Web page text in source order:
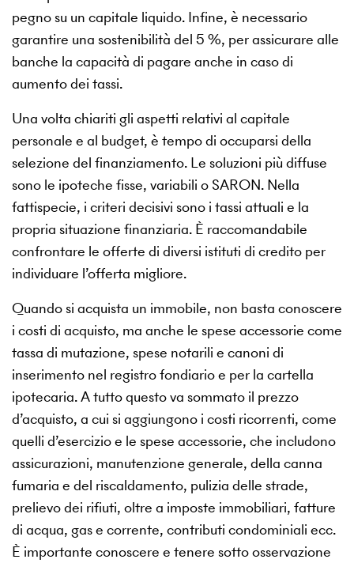
pegno su un capitale liquido. Infine, è necessario
garantire una sostenibilità del 5 %, per assicurare alle
banche la capacità di pagare anche in caso di
aumento dei tassi.
Una volta chiariti gli aspetti relativi al capitale
personale e al budget, è tempo di occuparsi della
selezione del finanziamento. Le soluzioni più diffuse
sono le ipoteche fisse, variabili o SARON. Nella
fattispecie, i criteri decisivi sono i tassi attuali e la
propria situazione finanziaria. È raccomandabile
confrontare le offerte di diversi istituti di credito per
individuare l’offerta migliore.
Quando si acquista un immobile, non basta conoscere
i costi di acquisto, ma anche le spese accessorie come
tassa di mutazione, spese notarili e canoni di
inserimento nel registro fondiario e per la cartella
ipotecaria. A tutto questo va sommato il prezzo
d’acquisto, a cui si aggiungono i costi ricorrenti, come
quelli d’esercizio e le spese accessorie, che includono
assicurazioni, manutenzione generale, della canna
fumaria e del riscaldamento, pulizia delle strade,
prelievo dei rifiuti, oltre a imposte immobiliari, fatture
di acqua, gas e corrente, contributi condominiali ecc.
È importante conoscere e tenere sotto osservazione